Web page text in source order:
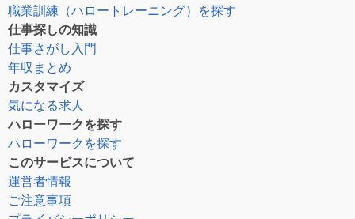
職業訓練（ハロートレーニング）を探す
仕事探しの知識
仕事さがし入門
年収まとめ
カスタマイズ
気になる求人
ハローワークを探す
ハローワークを探す
このサービスについて
運営者情報
ご注意事項